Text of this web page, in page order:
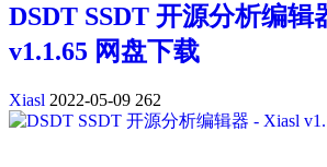
DSDT SSDT 开源分析编辑
v1.1.65 网盘下载
Xiasl 2022-05-09 262